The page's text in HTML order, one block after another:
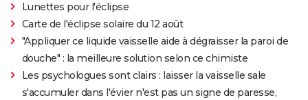
Lunettes pour l'éclipse
Carte de l'éclipse solaire du 12 août
"Appliquer ce liquide vaisselle aide à dégraisser la paroi de
douche" : la meilleure solution selon ce chimiste
Les psychologues sont clairs : laisser la vaisselle sale
s'accumuler dans l'évier n'est pas un signe de paresse,